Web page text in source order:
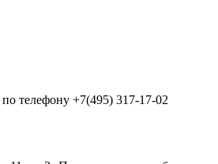
телефону +7(495) 317-17-02